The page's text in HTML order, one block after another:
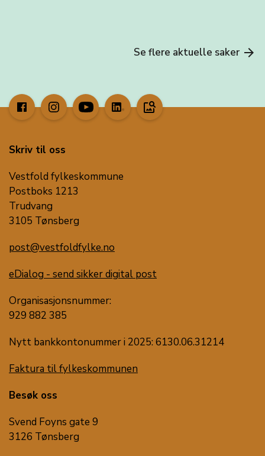
Se flere aktuelle saker arrow_forward
image_search
Skriv til oss
Vestfold fylkeskommune
Postboks 1213
Trudvang
3105 Tønsberg
post@vestfoldfylke.no
eDialog - send sikker digital post
Organisasjonsnummer:
929 882 385
Nytt bankkontonummer i 2025: 6130.06.31214
Faktura til fylkeskommunen
Besøk oss
Svend Foyns gate 9
3126 Tønsberg